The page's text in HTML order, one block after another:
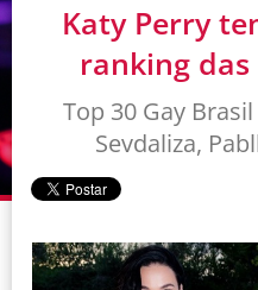
Katy Perry
ranking das
Top 30 Gay
Sevdaliza,